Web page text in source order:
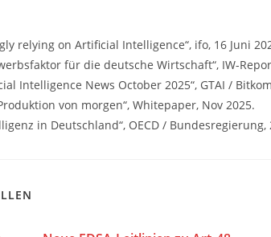
relying on Artificial Intelligence“, ifo, 16 Juni
für die deutsche Wirtschaft“, IW-
Intelligence News October 2025“, GTAI /
von morgen“, Whitepaper, Nov 2025.
in Deutschland“, OECD / Bundesregierung,